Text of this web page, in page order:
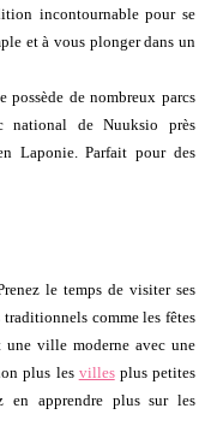
incontournable pour se
et à vous plonger dans un
de nombreux parcs
national de Nuuksio près
Laponie. Parfait pour des
le temps de visiter ses
traditionnels comme les fêtes
une ville moderne avec une
plus les villesplus petites
en apprendre plus sur les